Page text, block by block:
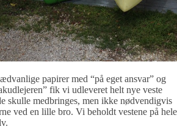
papirer med “på eget ansvar” og
fik vi udleveret helt nye veste
skulle medbringes, men ikke nødvendigvis
ved en lille bro. Vi beholdt vestene på hele